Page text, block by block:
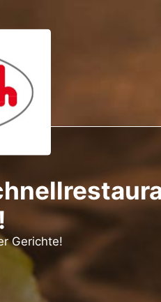
Gerichte!